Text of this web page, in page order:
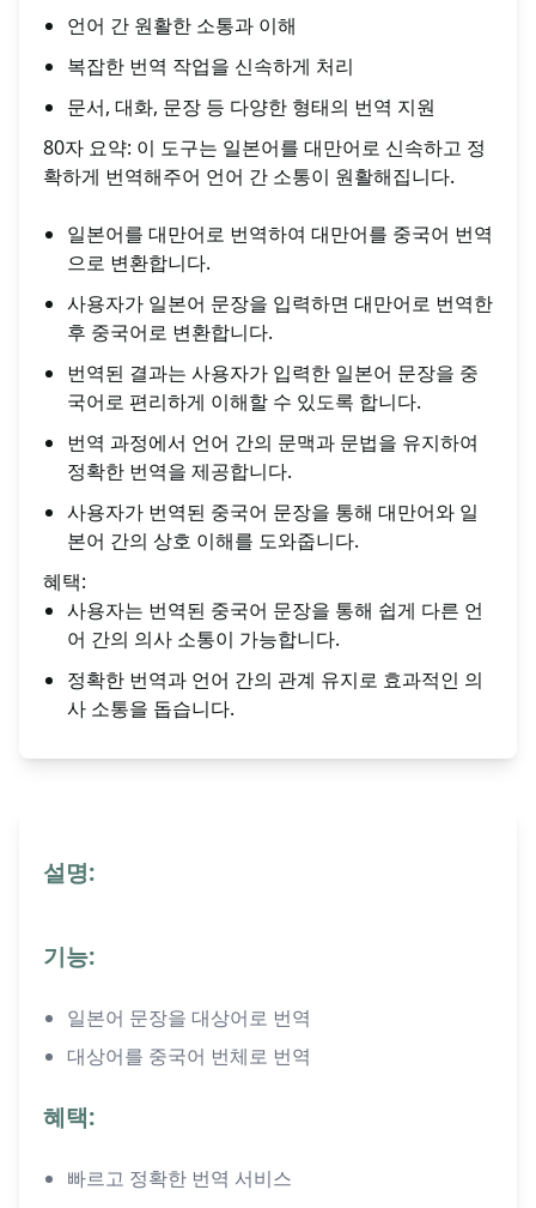
언어 간 원활한 소통과 이해
복잡한 번역 작업을 신속하게 처리
문서, 대화, 문장 등 다양한 형태의 번역 지원
80자 요약: 이 도구는 일본어를 대만어로 신속하고 정
확하게 번역해주어 언어 간 소통이 원활해집니다.
일본어를 대만어로 번역하여 대만어를 중국어 번역
으로 변환합니다.
사용자가 일본어 문장을 입력하면 대만어로 번역한
후 중국어로 변환합니다.
번역된 결과는 사용자가 입력한 일본어 문장을 중
국어로 편리하게 이해할 수 있도록 합니다.
번역 과정에서 언어 간의 문맥과 문법을 유지하여
정확한 번역을 제공합니다.
사용자가 번역된 중국어 문장을 통해 대만어와 일
본어 간의 상호 이해를 도와줍니다.
혜택:
사용자는 번역된 중국어 문장을 통해 쉽게 다른 언
어 간의 의사 소통이 가능합니다.
정확한 번역과 언어 간의 관계 유지로 효과적인 의
사 소통을 돕습니다.
설명:
기능:
일본어 문장을 대상어로 번역
대상어를 중국어 번체로 번역
혜택:
빠르고 정확한 번역 서비스